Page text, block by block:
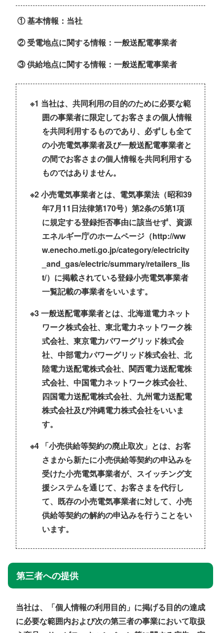
① 基本情報：当社
② 受電地点に関する情報：一般送配電事業者
③ 供給地点に関する情報：一般送配電事業者
※1 当社は、共同利用の目的のために必要な範
囲の事業者に限定してお客さまの個人情報
を共同利用するものであり、必ずしも全て
の小売電気事業者及び一般送配電事業者と
の間でお客さまの個人情報を共同利用する
ものではありません。
※2 小売電気事業者とは、電気事業法（昭和39
年7月11日法律第170号）第2条の5第1項
に規定する登録拒否事由に該当せず、資源
エネルギー庁のホームページ（http://ww
w.enecho.meti.go.jp/category/electricity
_and_gas/electric/summary/retailers_lis
t/）に掲載されている登録小売電気事業者
一覧記載の事業者をいいます。
※3 一般送配電事業者とは、北海道電力ネット
ワーク株式会社、東北電力ネットワーク株
式会社、東京電力パワーグリッド株式会
社、中部電力パワーグリッド株式会社、北
陸電力送配電株式会社、関西電力送配電株
式会社、中国電力ネットワーク株式会社、
四国電力送配電株式会社、九州電力送配電
株式会社及び沖縄電力株式会社をいいま
す。
※4 「小売供給等契約の廃止取次」とは、お客
さまから新たに小売供給等契約の申込みを
受けた小売電気事業者が、スイッチング支
援システムを通じて、お客さまを代行し
て、既存の小売電気事業者に対して、小売
供給等契約の解約の申込みを行うことをい
います。
第三者への提供
当社は、「個人情報の利用目的」に掲げる目的の達成
に必要な範囲内および次の第三者の事業において取扱